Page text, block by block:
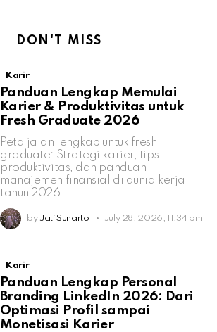
DON'T MISS
Karir
Panduan Lengkap Memulai
Karier & Produktivitas untuk
Fresh Graduate 2026
Peta jalan lengkap untuk fresh
graduate: Strategi karier, tips
produktivitas, dan panduan
manajemen finansial di dunia kerja
tahun 2026.
by Jati Sunarto July 28, 2026, 11:34 pm
Karir
Panduan Lengkap Personal
Branding LinkedIn 2026: Dari
Optimasi Profil sampai
Monetisasi Karier